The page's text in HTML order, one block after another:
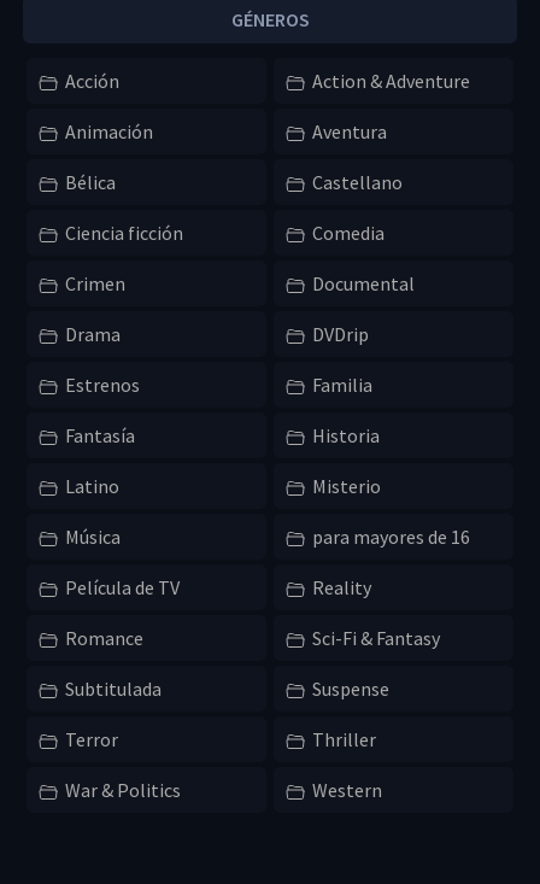
GÉNEROS
Acción Action & Adventure
Animación Aventura
Bélica Castellano
Ciencia ficción Comedia
Crimen Documental
Drama DVDrip
Estrenos Familia
Fantasía Historia
Latino Misterio
Música para mayores de 16
Película de TV Reality
Romance Sci-Fi & Fantasy
Subtitulada Suspense
Terror Thriller
War & Politics Western